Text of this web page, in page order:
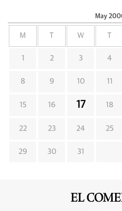
May
M W
1 2 3 4
8 9 10 11
15 16 17 18
22 23 24 25
29 30 31